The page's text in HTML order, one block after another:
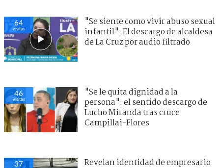
64
visitas
"Se siente como vivir abuso sexual
infantil": El descargo de alcaldesa
de La Cruz por audio filtrado
46
visitas
"Se le quita dignidad a la
persona": el sentido descargo de
Lucho Miranda tras cruce
Campillai-Flores
37
Revelan identidad de empresario